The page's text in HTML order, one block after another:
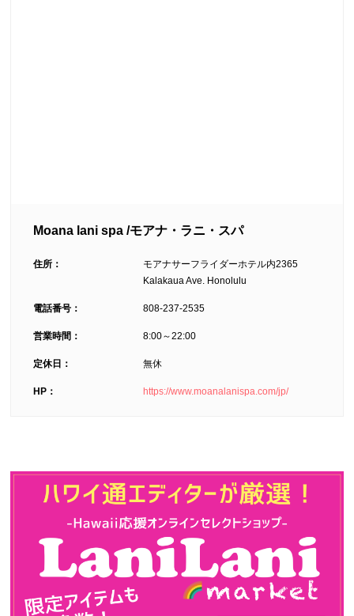
Moana lani spa /モアナ・ラニ・スパ
住所：
モアナサーフライダーホテル内2365
Kalakaua Ave. Honolulu
電話番号： 808-237-2535
営業時間： 8:00～22:00
定休日： 無休
HP： https://www.moanalanispa.com/jp/